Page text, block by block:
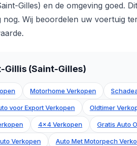
Gilles) en de omgeving goed.
Wij beoordelen uw voertuig
Gillis (Saint-Gilles)
Motorhome Verkopen
voor Export Verkopen Oldtimer
4x4 Verkopen Gratis Auto
Verkopen Auto Met Motorpech